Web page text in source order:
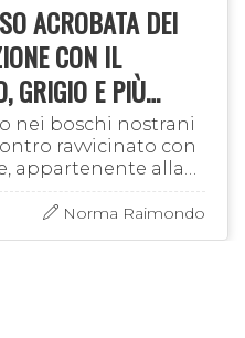
ACROBATA DEI
CON IL
GRIGIO E PIÙ
nei boschi nostrani
ravvicinato con
appartenente alla
un piacevole
Norma Raimondo